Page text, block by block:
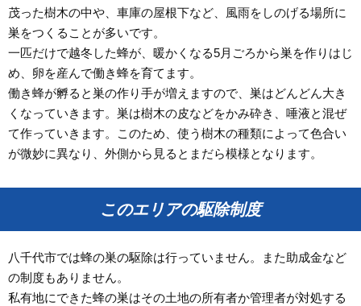
茂った樹木の中や、車庫の屋根下など、風雨をしのげる場所に
巣をつくることが多いです。
一匹だけで越冬した蜂が、暖かくなる5月ごろから巣を作りはじ
め、卵を産んで働き蜂を育てます。
働き蜂が孵ると巣の作り手が増えますので、巣はどんどん大き
くなっていきます。巣は樹木の皮などをかみ砕き、唾液と混ぜ
て作っていきます。このため、使う樹木の種類によって色合い
が微妙に異なり、外側から見るとまだら模様となります。
このエリアの駆除制度
八千代市では蜂の巣の駆除は行っていません。また助成金など
の制度もありません。
私有地にできた蜂の巣はその土地の所有者か管理者が対処する